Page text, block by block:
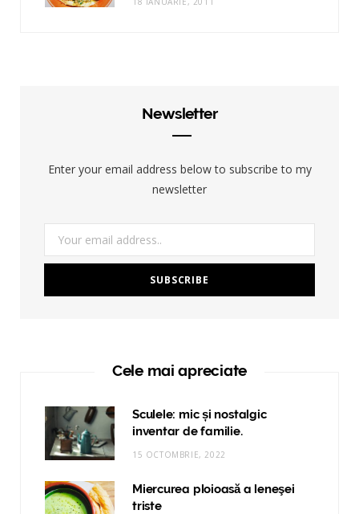
Newsletter
Enter your email address below to subscribe to my
newsletter
Cele mai apreciate
Sculele: mic și nostalgic
inventar de familie.
15 OCTOMBRIE, 2022
Miercurea ploioasă a leneşei
triste